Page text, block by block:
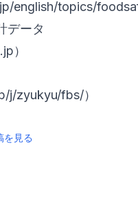
english/topics/
データ
）
j/zyukyu/fbs/）
を見る